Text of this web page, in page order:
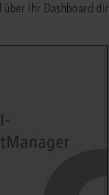
über Ihr Dashboard